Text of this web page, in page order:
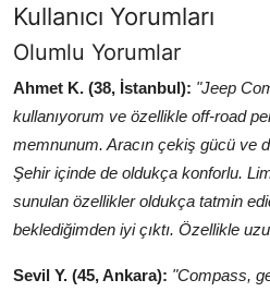
Kullanıcı Yorumları
Olumlu Yorumlar
Ahmet K. (38, İstanbul): "Jeep
kullanıyorum ve özellikle off-road
memnunum. Aracın çekiş gücü ve
Şehir içinde de oldukça konforlu.
sunulan özellikler oldukça tatmin
beklediğimden iyi çıktı. Özellikle
Sevil Y. (45, Ankara): "Compass,